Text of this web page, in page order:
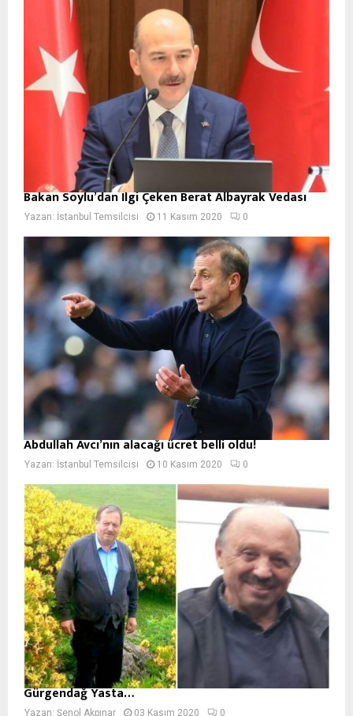
Bakan Soylu’dan İlgi Çeken Berat Albayrak Vedası
Yazan: İstanbul Temsilcisi 11 Kasım 2020 0
Abdullah Avcı’nın alacağı ücret belli oldu!
Yazan: İstanbul Temsilcisi 10 Kasım 2020 0
Gürgendağ Yasta…
Yazan: Şenol Akpınar 03 Kasım 2020 0